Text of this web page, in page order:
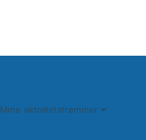
Mine aktivitetstrømmer